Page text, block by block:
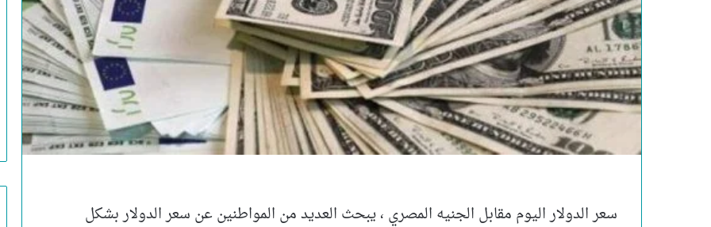
سعر الدولار اليوم مقابل الجنيه المصري ، يبحث العديد من المواطنين عن سعر الدولار بشكل